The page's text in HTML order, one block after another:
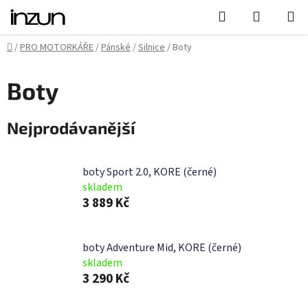
Přejít
obsah
Hledat
KOŠÍK
Domů
/PRO MOTORKÁŘE/Pánské/Silnice/Boty
Boty
Nejprodávanější
boty Sport 2.0, KORE (černé)
skladem
3 889 Kč
boty Adventure Mid, KORE (černé)
skladem
3 290 Kč